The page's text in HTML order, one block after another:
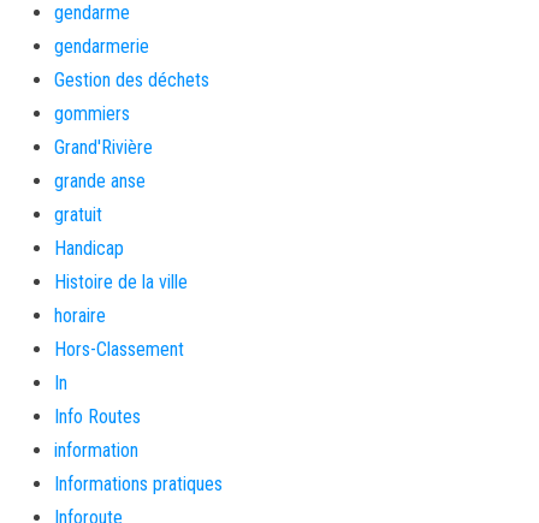
gendarme
gendarmerie
Gestion des déchets
gommiers
Grand'Rivière
grande anse
gratuit
Handicap
Histoire de la ville
horaire
Hors-Classement
In
Info Routes
information
Informations pratiques
Inforoute